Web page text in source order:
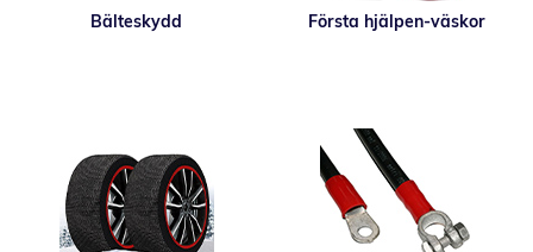
Bälteskydd Första hjälpen-väskor